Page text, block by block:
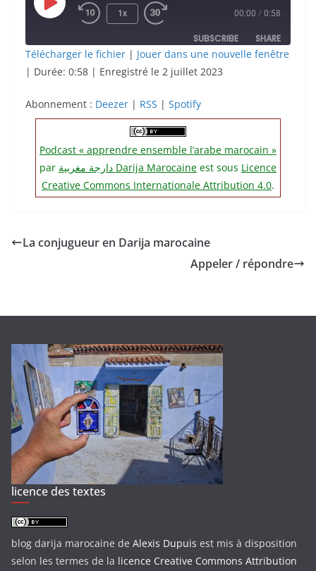
Play
1x 00:00 / 0:58
SUBSCRIBE SHARE
Deezer RSS
RSS FEED
SHARE
LINK
EMBED
Télécharger le fichier | Jouer dans une nouvelle fenêtre
| Durée: 0:58 | Enregistré le 2 juillet 2023
Abonnement : Deezer | RSS | Spotify
Podcast « apprendre ensemble l’arabe marocain »
par
دارجة مغربية‎ Darija Marocaineest sous Licence
Creative Commons Internationale Attribution 4.0.
La conjugueur en Darija marocaine
Appeler / répondre
licence des textes
blog darija marocaine de Alexis Dupuis est mis à disposition
selon les termes de la licence Creative Commons Attribution